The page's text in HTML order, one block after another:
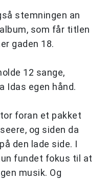
stemningen an
som får titlen
gaden 18.
12 sange,
Idas egen hånd.
foran et pakket
og siden da
den lade side. I
fundet fokus til at
musik. Og